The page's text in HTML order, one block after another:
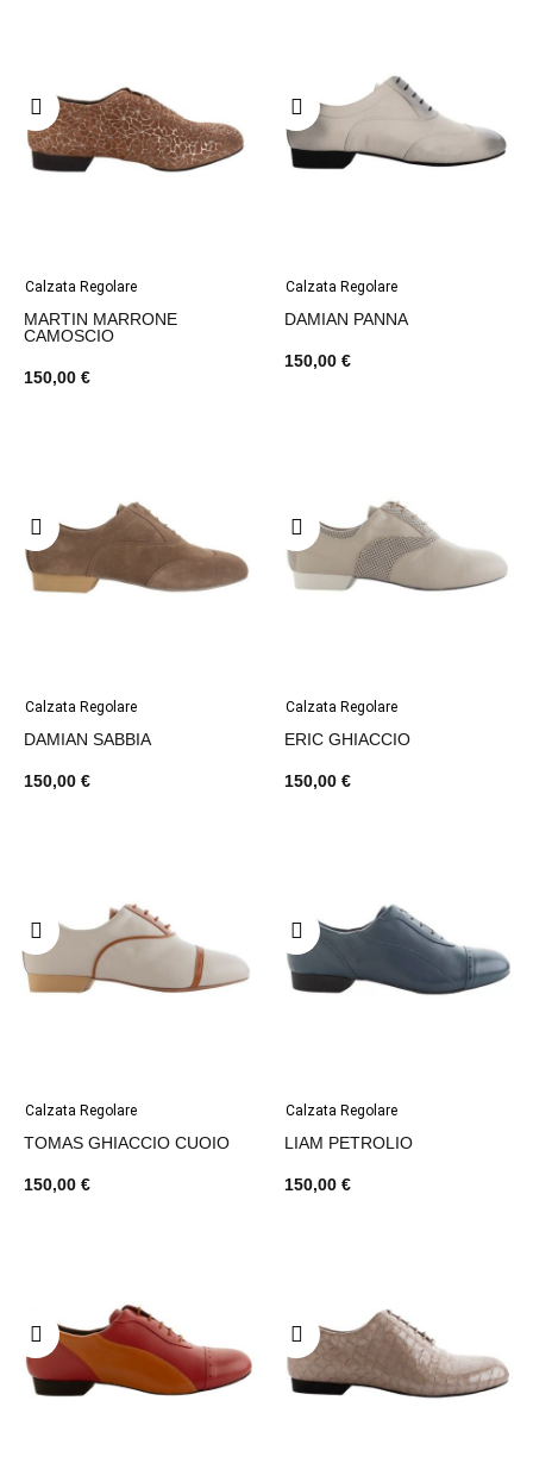
Calzata Regolare
MARTIN MARRONE
CAMOSCIO
150,00 €
Calzata Regolare
DAMIAN PANNA
150,00 €
Calzata Regolare
DAMIAN SABBIA
150,00 €
Calzata Regolare
ERIC GHIACCIO
150,00 €
Calzata Regolare
TOMAS GHIACCIO CUOIO
150,00 €
Calzata Regolare
LIAM PETROLIO
150,00 €